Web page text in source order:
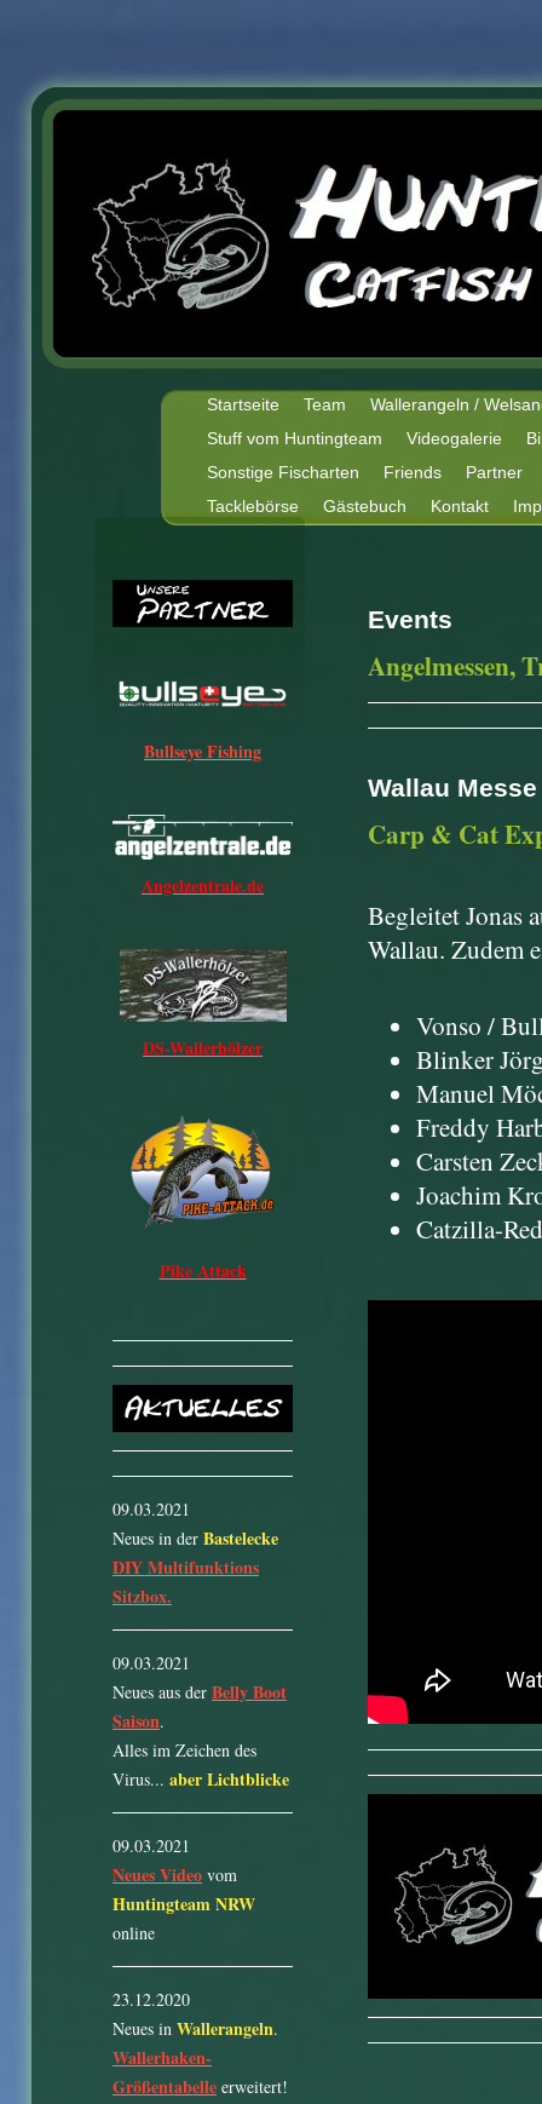
Startseite Team
Wallerangeln /
Stuff vom Huntingteam
Videogalerie
Sonstige Fischarten
Friends
Partner
Tacklebörse
Gästebuch Kontakt
Events
Angelmessen,
Wallau
Carp & Cat
Begleitet Jonas
Wallau. Zudem
Vonso /
Blinker
Manuel
Freddy
Carsten
Joachim
Catzilla-
Bullseye Fishing
Angelzentrale.de
DS-Wallerhölzer
Pike Attack
09.03.2021
Neues in der Bastelecke
DIY Multifunktions
Sitzbox.
09.03.2021
Neues aus der Belly Boot
Saison.
Alles im Zeichen des
Virus... aber Lichtblicke
09.03.2021
Neues Video vom
Huntingteam NRW
online
23.12.2020
Neues in Wallerangeln.
Wallerhaken-
Größentabelle erweitert!